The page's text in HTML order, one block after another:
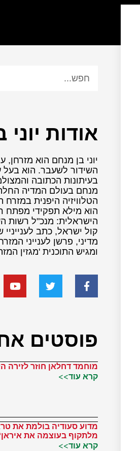
אודות
יוני בן מנחם הוא מזרחן,
השידור לשעבר. הוא בעל
בעיתונות הכתובה
מנחם בעולם המדיה
הטלוויזיה היפנית במזרח
הוא מילא תפקידי מפתח
הישראלית: מנכ"ל רשות
קול ישראל, כתב
מדיני, פרשן לענייני
ומגיש התוכנית 'מגזין
פוסטים
מוחמד דחלאן חוזר לזירה
קרא עוד>>
מדוע סעודיה בולמת את
מלתקוף בעוצמה את
קרא עוד>>